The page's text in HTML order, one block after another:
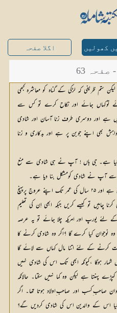
کھولیں اگلا صفحہ
ستم ظریفی کہ لڑکی کے گناہ کو معاشرہ کبھی
توکہاں جائے اور نکاح کرے تو کس سے
ہے اور دوسری طرف زنا آسان اور شادی
بھی اپنے جوبن پر ہے اور بدکاری و زنا
ہے۔ جی ہاں ! آپ نے ہی شادی سے منع
سے آپ نے شادی کومشکل بنا دیا ہے۔
جنسی رغبت ۱۵ سال کی عمر میں شروع ہوجاتی ہے اور ۲۵ سال کی عمر تک اپنے عروج پرپہنچ
چاہیں تو کیسے کریں جبکہ ابھی اِن کی تعلیم
لئے یورپ اور امریکہ چلا جائے تو یہ عرصہ
نوجوان کیا کرے گا ؟اگر وہ شادی کرنے کا
کرنے کے لئے اتنا مال کہاں سے لائے گا
شمار ہوگا ،کیونکہ ابھی تک اس کی شادی نہیں
پہنتا ہے لیکن وہ کما نہیں سکتا۔ حالانکہ
کا نوجوان صاحب ِکسب اور صاحب ِاولاد ہوتا تھا۔ اگر
اس کے والدین اس کی شادی کردیں گے؟